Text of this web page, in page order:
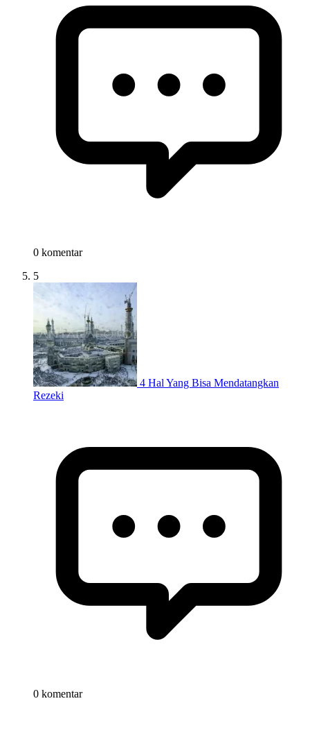
0 komentar
5
4 Hal Yang Bisa Mendatangkan
Rezeki
0 komentar